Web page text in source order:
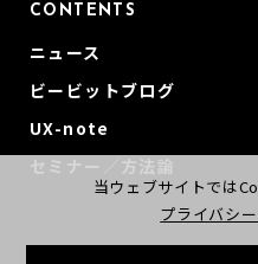
CONTENTS
ニュース
ビービットブログ
UX-note
セミナー／方法論
当ウェブサイトでは
プライバシ